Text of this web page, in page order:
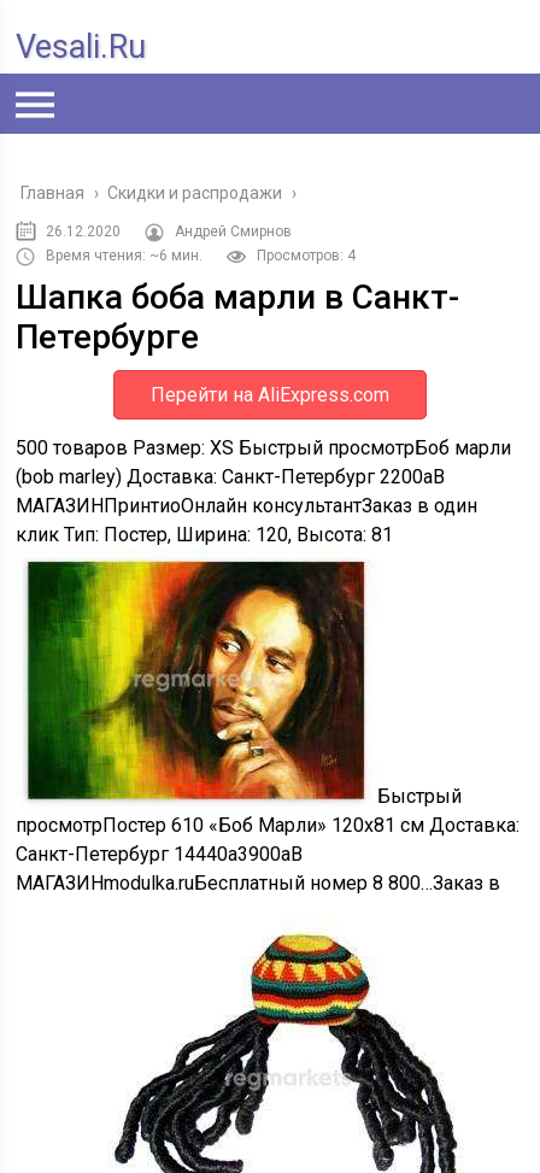
Vesali.ru
Главная › Скидки и распродажи ›
26.12.2020
Андрей Смирнов
Время чтения: ~6 мин.
Просмотров: 4
Шапка боба марли в Санкт-
Петербурге
Перейти на AliExpress.com
500 товаров Размер: XS Быстрый просмотрБоб марли
(bob marley) Доставка: Санкт-Петербург2200aВ
МАГАЗИНПринтиоОнлайн консультантЗаказ в один
клик Тип: Постер, Ширина: 120, Высота: 81
Быстрый
просмотрПостер 610 «Боб Марли» 120х81 см Доставка:
Санкт-Петербург 14440a3900aВ
МАГАЗИНmodulka.ruБесплатный номер 8 800…Заказ в